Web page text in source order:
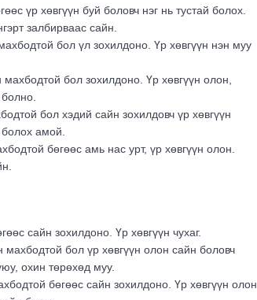
үр хөвгүүн буй боловч нэг нь тустай болох.
залбирваас сайн.
бол үл зохилдоно. Үр хөвгүүн нэн муу
бол зохилдоно. Үр хөвгүүн олон,
бол хэдий сайн зохилдовч үр хөвгүүн
амой.
бөгөөс амь нас урт, үр хөвгүүн олон.
сайн зохилдоно. Үр хөвгүүн чухаг.
бол үр хөвгүүн олон сайн боловч
охин төрөхөд муу.
бөгөөс сайн зохилдоно. Үр хөвгүүн олон